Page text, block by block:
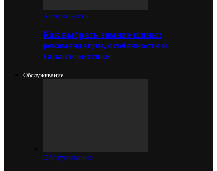
Автозапчасти
Как выбрать зимние шины:
рекомендации, особенности и
характеристики
Обслуживание
Обслуживание